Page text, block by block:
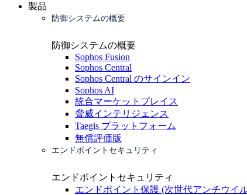
製品
防御システムの概要
防御システムの概要
Sophos Fusion
Sophos Central
Sophos Central のサインイン
Sophos AI
統合マーケットプレイス
脅威インテリジェンス
Taegis プラットフォーム
無償評価版
エンドポイントセキュリティ
エンドポイントセキュリティ
エンドポイント保護 (次世代アンチウイ